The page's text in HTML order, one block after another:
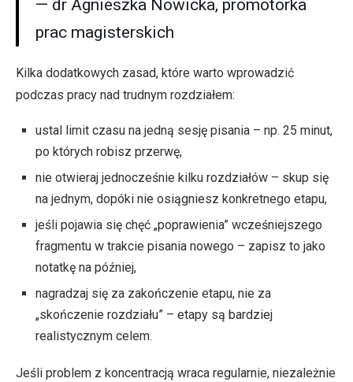
— dr Agnieszka Nowicka, promotorka
prac magisterskich
Kilka dodatkowych zasad, które warto wprowadzić
podczas pracy nad trudnym rozdziałem:
ustal limit czasu na jedną sesję pisania – np. 25 minut,
po których robisz przerwę,
nie otwieraj jednocześnie kilku rozdziałów – skup się
na jednym, dopóki nie osiągniesz konkretnego etapu,
jeśli pojawia się chęć „poprawienia” wcześniejszego
fragmentu w trakcie pisania nowego – zapisz to jako
notatkę na później,
nagradzaj się za zakończenie etapu, nie za
„skończenie rozdziału” – etapy są bardziej
realistycznym celem.
Jeśli problem z koncentracją wraca regularnie, niezależnie